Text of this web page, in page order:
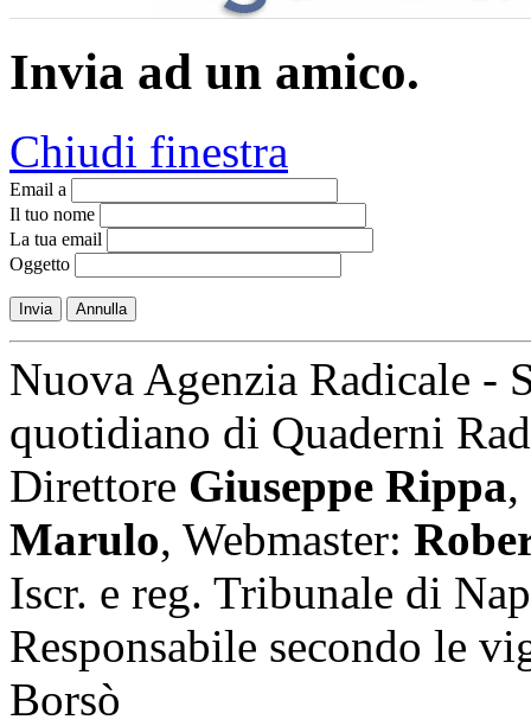
Invia ad un amico.
Chiudi finestra
Email a
Il tuo nome
La tua email
Oggetto
Invia Annulla
Nuova Agenzia Radicale -
quotidiano di Quaderni
Direttore Giuseppe Rippa,
Marulo, Webmaster:
Iscr. e reg. Tribunale di
Responsabile secondo le
Borsò